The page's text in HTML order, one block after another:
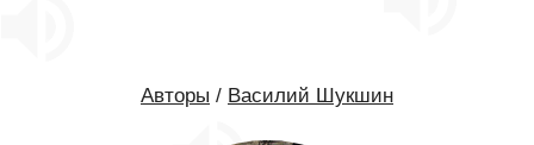
Авторы / Василий Шукшин